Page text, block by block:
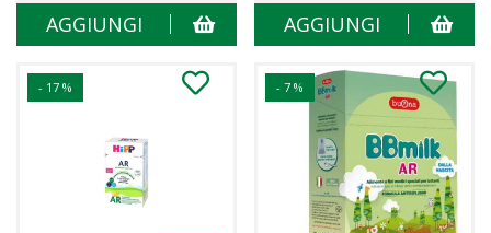
AGGIUNGI AGGIUNGI
- 17 % - 7 %